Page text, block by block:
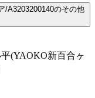
/A3203200140のその他
(YAOKO新百合ヶ